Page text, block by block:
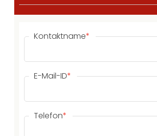
Kontaktname*
E-Mail-ID*
Telefon*